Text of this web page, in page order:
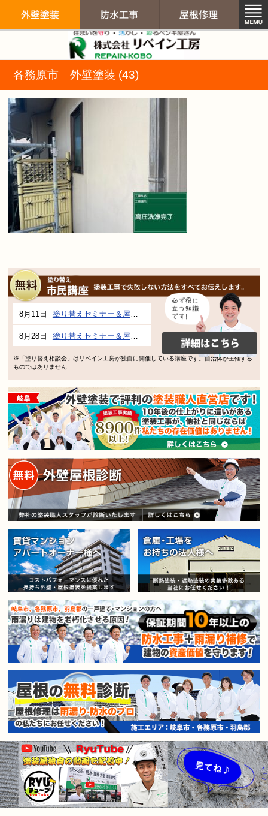
各務原市 外壁塗装 (43)
8月11日 塗り替えセミナー＆屋根、外壁の塗り替え市民講座 inぎふメディアコスモス
8月28日 塗り替えセミナー＆屋根、外壁の塗り替え市民講座 inぎふメディアコスモス
※「塗り替え相談会」はリペイン工房が独自に開催している講座です。自治体が主催する
ものではありません
賃貸マンション・アパートオー